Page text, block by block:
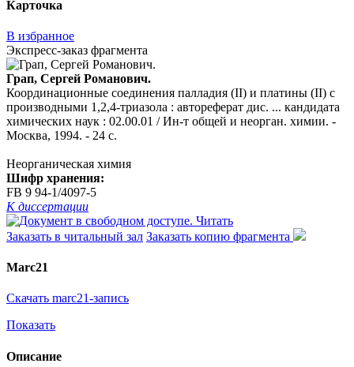
Карточка
В избранное
Экспресс-заказ фрагмента
Грап, Сергей Романович.
Координационные соединения палладия (II) и платины (II) с
производными 1,2,4-триазола : автореферат дис. ... кандидата
химических наук : 02.00.01 / Ин-т общей и неорган. химии. -
Москва, 1994. - 24 с.
Неорганическая химия
Шифр хранения:
FB 9 94-1/4097-5
К диссертации
Читать
Заказать в читальный зал Заказать копию фрагмента
Marc21
Скачать marc21-запись
Показать
Описание